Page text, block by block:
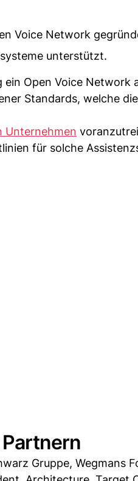
Voice Network
unterstützt.
Open Voice Network
Standards, welche
Unternehmen
für solche
Gruppe, Wegmans